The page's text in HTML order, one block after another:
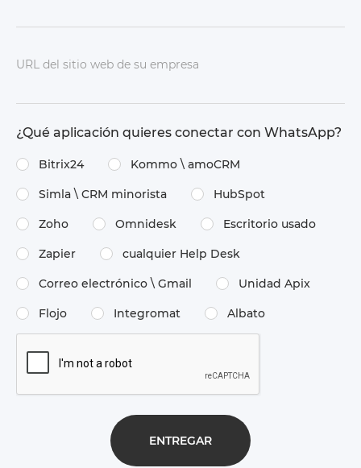
URL del sitio web de su empresa
¿Qué aplicación quieres conectar con WhatsApp?
Bitrix24 Kommo \​ amoCRM
Simla \​ CRM minorista HubSpot
Zoho Omnidesk Escritorio usado
Zapier cualquier Help Desk
Correo electrónico \​ Gmail Unidad Apix
Flojo Integromat Albato